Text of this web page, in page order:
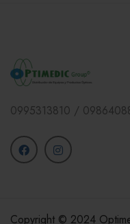
0995313810 /
Copyright © 2024